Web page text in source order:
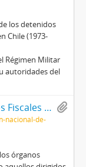
los detenidos
Chile (1973-
Régimen Militar
autoridades del
Agrupación Nacional de Empleados Fiscales (ANEF) (1943-1988)
nacional-de-
órganos